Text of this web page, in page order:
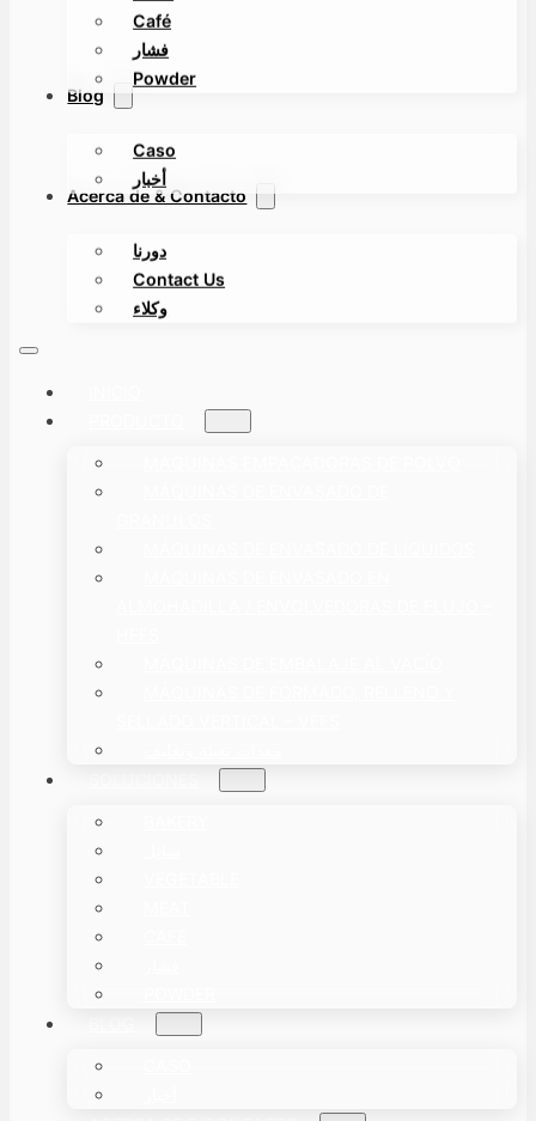
Café
فشار
Powder
Blog
Caso
أخبار
Acerca de & Contacto
دورنا
Contact Us
وكلاء